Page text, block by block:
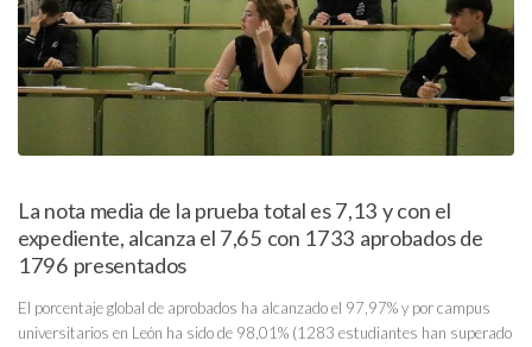
La nota media de la prueba total es 7,13 y con el
expediente, alcanza el 7,65 con 1733 aprobados de
1796 presentados
El porcentaje global de aprobados ha alcanzado el 97,97% y por campus
universitarios en León ha sido de 98,01% (1283 estudiantes han superado